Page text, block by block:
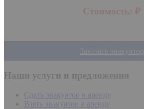
Стоимость: ₽
Заказать эвакуатор
Наши услуги и предложения
Сдать эвакуатор в аренду
Взять эвакуатор в аренду